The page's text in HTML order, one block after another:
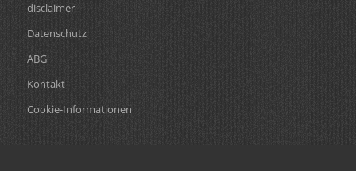
disclaimer
Datenschutz
ABG
Kontakt
Cookie-Informationen